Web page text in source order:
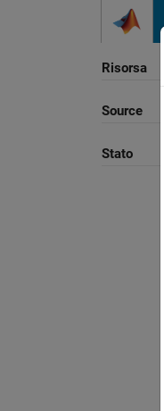
Risorsa
Source
Stato